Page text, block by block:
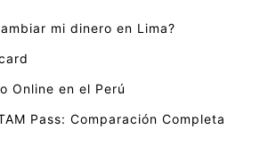
mi dinero en Lima?
Online en el Perú
Pass: Comparación Completa